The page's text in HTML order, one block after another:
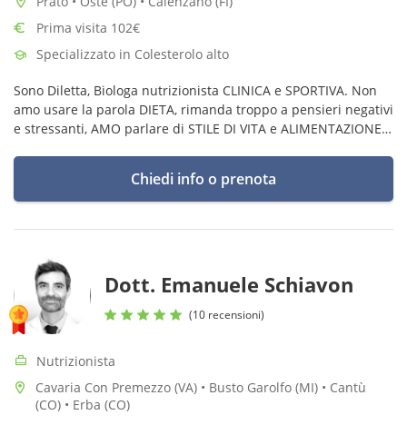
Prima visita 102€
Specializzato in Colesterolo alto
Sono Diletta, Biologa nutrizionista CLINICA e SPORTIVA. Non
amo usare la parola DIETA, rimanda troppo a pensieri negativi
e stressanti, AMO parlare di STILE DI VITA e ALIMENTAZIONE
Chiedi info o prenota
Dott. Emanuele Schiavon
(10 recensioni)
Nutrizionista
Cavaria Con Premezzo (VA) • Busto Garolfo (MI) • Cantù
(CO) • Erba (CO)